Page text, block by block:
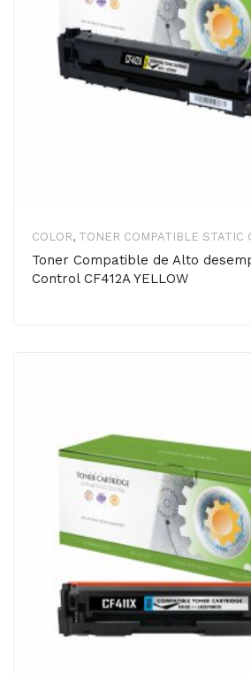
COLOR, TONER COMPATIBLE STATIC
Toner Compatible de Alto
Control CF412A YELLOW